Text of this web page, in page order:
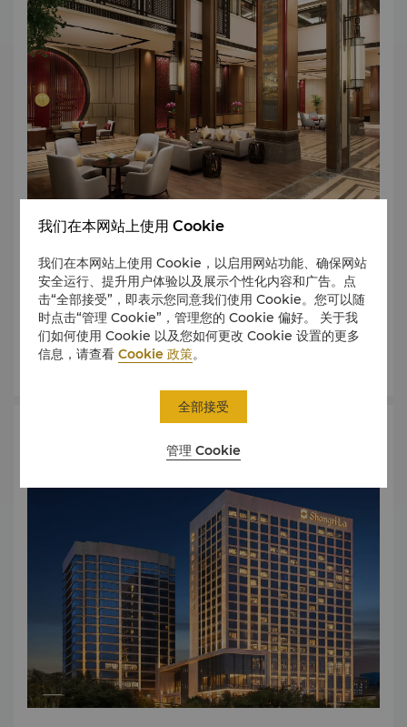
获得的荣誉奖项包括： 1.2025年度上半年酒店小红书最具影
响力奖-CHA中国酒店大奖 2.2024年度绿色低碳智慧酒店-山
东省旅游饭店协会 3.2024年度美景体验餐厅-携程口碑榜
4.2024年度美团人气酒店自助餐厅-美团酒店 5.2024年度地
标酒店最佳影响力奖-直客通 6.2024年度臻选家庭旅行酒店-
都会 7.2024年度挚选City度假酒店-意游星榜之选 8.2024年
度卓越服务酒店-美团酒店 10.2023年度济南豪华酒店榜-携程
口碑榜 11.2023年度美团人气酒店自助餐厅-美团酒店
12.2023年度臻选城市地标酒店-年度酒店大赏 13.2023年度
优选地标酒店-酒店风尚夜 欲了解更多详情或其他媒体垂询，请
Tel: (86 531) 5557 5999
了解更多
地图与交通
我们在本网站上使用 Cookie
我们在本网站上使用 Cookie，以启用网站功能、确保网站
安全运行、提升用户体验以及展示个性化内容和广告。点
击“全部接受”，即表示您同意我们使用 Cookie。您可以随
时点击“管理 Cookie”，管理您的 Cookie 偏好。 关于我
们如何使用 Cookie 以及您如何更改 Cookie 设置的更多
信息，请查看Cookie 政策。
管理 Cookie
全部接受